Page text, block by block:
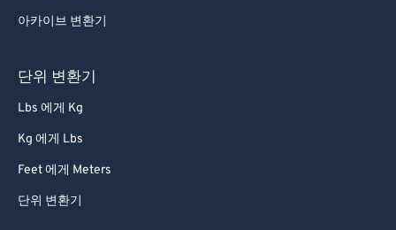
아카이브 변환기
단위 변환기
Lbs 에게 Kg
Kg 에게 Lbs
Feet 에게 Meters
단위 변환기